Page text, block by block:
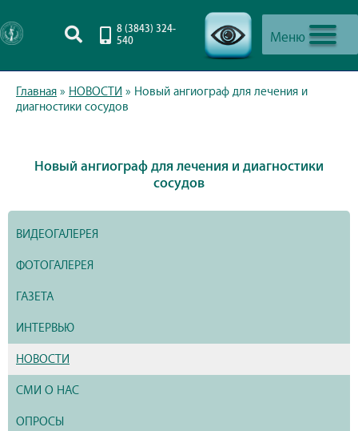
Меню
8 (3843) 324-
540
Главная » НОВОСТИ » Новый ангиограф для лечения и
диагностики сосудов
Новый ангиограф для лечения и диагностики
сосудов
ВИДЕОГАЛЕРЕЯ
ФОТОГАЛЕРЕЯ
ГАЗЕТА
ИНТЕРВЬЮ
НОВОСТИ
СМИ О НАС
ОПРОСЫ